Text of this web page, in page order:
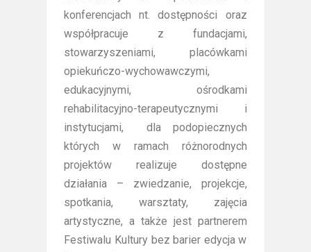
konferencjach nt. dostępności oraz
współpracuje z fundacjami,
stowarzyszeniami, placówkami
opiekuńczo-wychowawczymi,
edukacyjnymi, ośrodkami
rehabilitacyjno-terapeutycznymi i
instytucjami, dla podopiecznych
których w ramach różnorodnych
projektów realizuje dostępne
działania – zwiedzanie, projekcje,
spotkania, warsztaty, zajęcia
artystyczne, a także jest partnerem
Festiwalu Kultury bez barier edycja w